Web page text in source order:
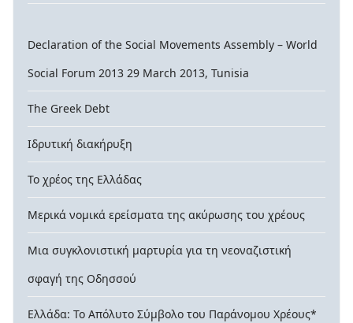
Declaration of the Social Movements Assembly – World
Social Forum 2013 29 March 2013, Tunisia
The Greek Debt
Ιδρυτική διακήρυξη
Το χρέος της Ελλάδας
Μερικά νομικά ερείσματα της ακύρωσης του χρέους
Μια συγκλονιστική μαρτυρία για τη νεοναζιστική
σφαγή της Οδησσού
Ελλάδα: Το Απόλυτο Σύμβολο του Παράνομου Χρέους*